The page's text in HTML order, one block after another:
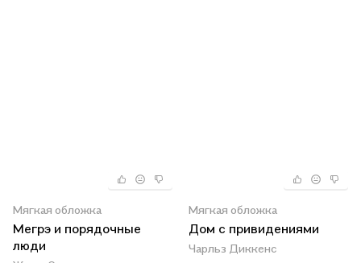
Мягкая обложка
Мегрэ и порядочные
люди
Мягкая обложка
Дом с привидениями
Чарльз Диккенс